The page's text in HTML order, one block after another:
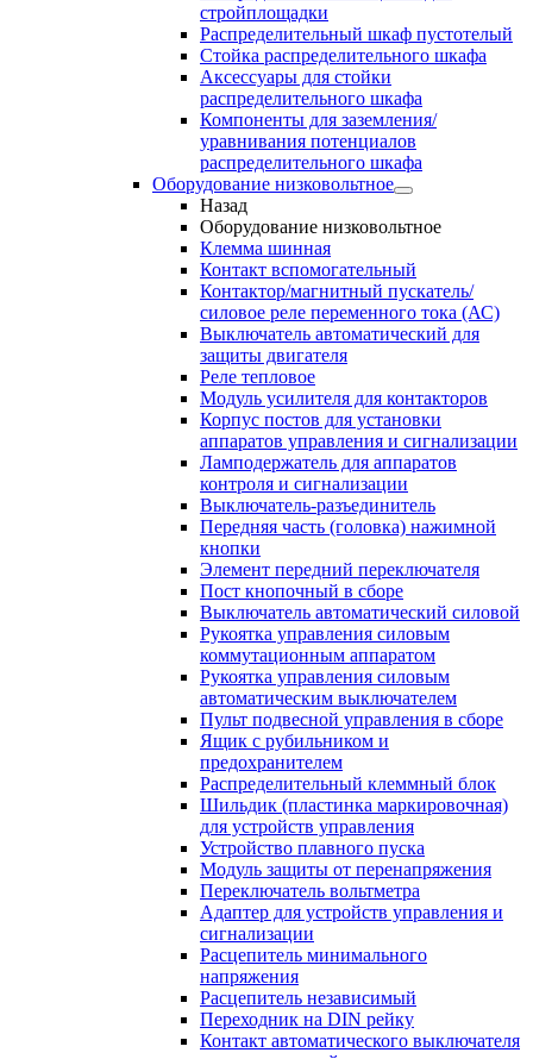
стройплощадки
Распределительный шкаф пустотелый
Стойка распределительного шкафа
Аксессуары для стойки
распределительного шкафа
Компоненты для заземления/
уравнивания потенциалов
распределительного шкафа
Оборудование низковольтное
Назад
Оборудование низковольтное
Клемма шинная
Контакт вспомогательный
Контактор/магнитный пускатель/
силовое реле переменного тока (АС)
Выключатель автоматический для
защиты двигателя
Реле тепловое
Модуль усилителя для контакторов
Корпус постов для установки
аппаратов управления и сигнализации
Ламподержатель для аппаратов
контроля и сигнализации
Выключатель-разъединитель
Передняя часть (головка) нажимной
кнопки
Элемент передний переключателя
Пост кнопочный в сборе
Выключатель автоматический силовой
Рукоятка управления силовым
коммутационным аппаратом
Рукоятка управления силовым
автоматическим выключателем
Пульт подвесной управления в сборе
Ящик с рубильником и
предохранителем
Распределительный клеммный блок
Шильдик (пластинка маркировочная)
для устройств управления
Устройство плавного пуска
Модуль защиты от перенапряжения
Переключатель вольтметра
Адаптер для устройств управления и
сигнализации
Расцепитель минимального
напряжения
Расцепитель независимый
Переходник на DIN рейку
Контакт автоматического выключателя